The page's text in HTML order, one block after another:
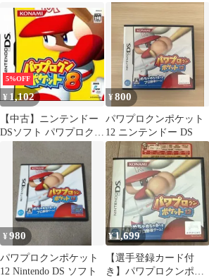
作確認済】
フト
5%OFF
¥ 1,102
【中古】ニンテンドー
DSソフト パワプロクン
¥800
パワプロクンポケット
12 ニンテンドー DS
¥980
パワプロクンポケット
12 Nintendo DS ソフト
¥1,699
【選手登録カード付
き】パワプロクンポケ